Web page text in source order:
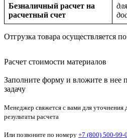
Безналичный расчет на
расчетный счет
Отгрузка товара осуществляется
Расчет стоимости материалов
Заполните форму и вложите в нее
задачу
Менеджер свяжется с вами для уточнения
результаты расчета
Или позвоните по номеру +7 (800) 500-99-